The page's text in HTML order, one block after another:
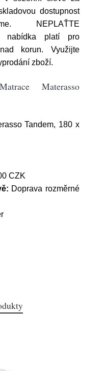
dostupnost
NEPLAŤTE
nabídka platí pro
korun. Využijte
zboží.
Materasso
Tandem, 180 x
CZK
Doprava rozměrné